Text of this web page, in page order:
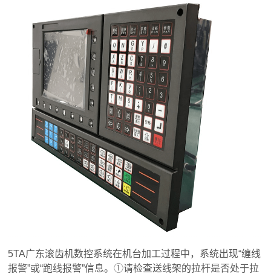
5TA广东滚齿机数控系统在机台加工过程中，系统出现“缠线
报警”或“跑线报警”信息。①请检查送线架的拉杆是否处于拉